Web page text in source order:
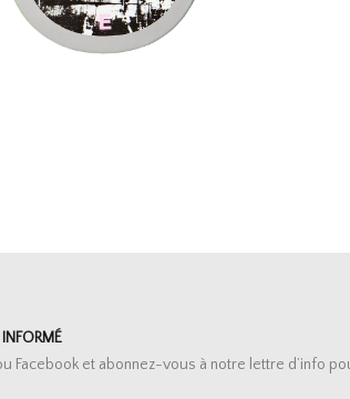
Facebook et abonnez-vous à notre lettre d’info